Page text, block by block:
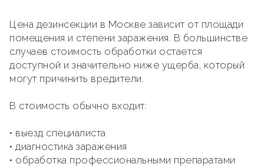
Цена дезинсекции в Москве зависит от площади
помещения и степени заражения. В большинстве
случаев стоимость обработки остается
доступной и значительно ниже ущерба, который
могут причинить вредители.
В стоимость обычно входит:
• выезд специалиста
• диагностика заражения
• обработка профессиональными препаратами